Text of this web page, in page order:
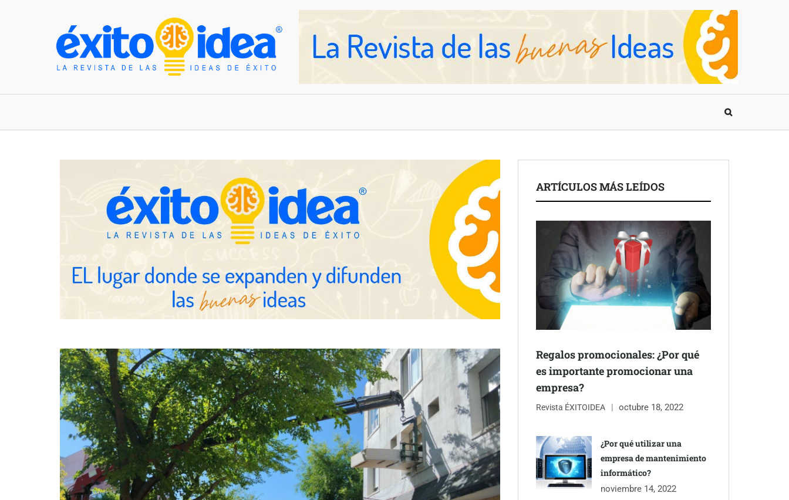
ARTÍCULOS MÁS LEÍDOS
Regalos promocionales: ¿Por qué
es importante promocionar una
empresa?
Revista ÉXITOIDEA octubre 18, 2022
¿Por qué utilizar una
empresa de mantenimiento
informático?
noviembre 14, 2022